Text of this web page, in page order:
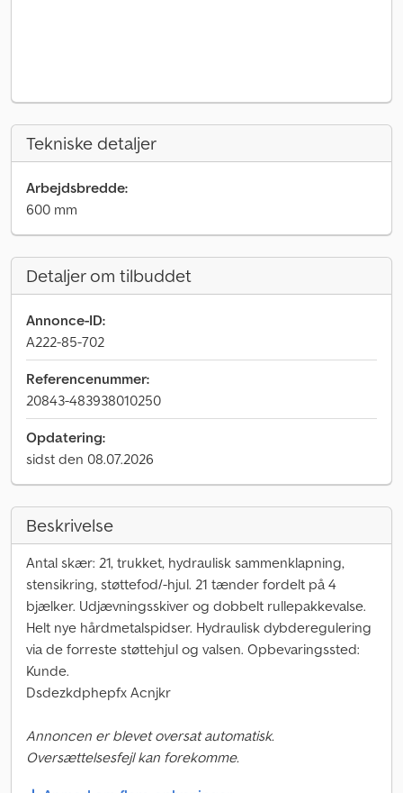
Tekniske detaljer
Arbejdsbredde:
600 mm
Detaljer om tilbuddet
Annonce-ID:
A222-85-702
Referencenummer:
20843-483938010250
Opdatering:
sidst den 08.07.2026
Beskrivelse
Antal skær: 21, trukket, hydraulisk sammenklapning,
stensikring, støttefod/-hjul. 21 tænder fordelt på 4
bjælker. Udjævningsskiver og dobbelt rullepakkevalse.
Helt nye hårdmetalspidser. Hydraulisk dybderegulering
via de forreste støttehjul og valsen. Opbevaringssted:
Kunde.
Dsdezkdphepfx Acnjkr
Annoncen er blevet oversat automatisk.
Oversættelsesfejl kan forekomme.